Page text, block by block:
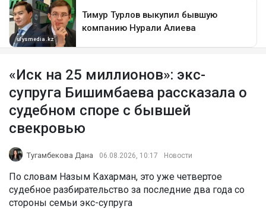
«Иск на 25 миллионов»: экс-
супруга Бишимбаева рассказала о
судебном споре с бывшей
свекровью
Тугамбекова Дана 06.08.2026, 10:17 Новости
По словам Назым Кахарман, это уже четвертое
судебное разбирательство за последние два года со
стороны семьи экс-супруга